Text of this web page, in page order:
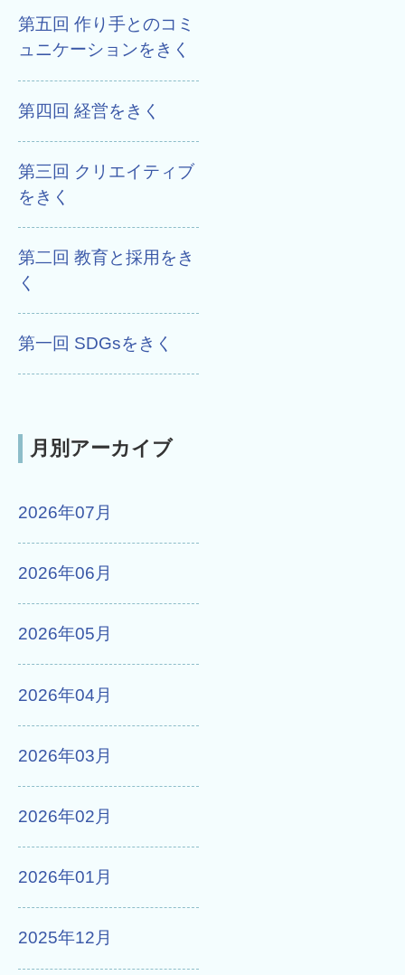
第五回 作り手とのコミ
ュニケーションをきく
第四回 経営をきく
第三回 クリエイティブ
をきく
第二回 教育と採用をき
く
第一回 SDGsをきく
月別アーカイブ
2026年07月
2026年06月
2026年05月
2026年04月
2026年03月
2026年02月
2026年01月
2025年12月